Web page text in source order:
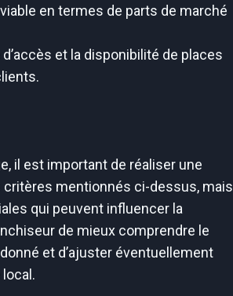
en termes de parts de marché
et la disponibilité de places
il est important de réaliser une
mentionnés ci-dessus, mais
qui peuvent influencer la
de mieux comprendre le
et d’ajuster éventuellement